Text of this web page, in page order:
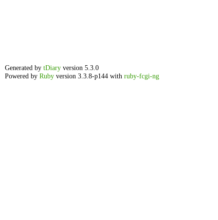
Generated by tDiary version 5.3.0
Powered by Ruby version 3.3.8-p144 with ruby-fcgi-ng